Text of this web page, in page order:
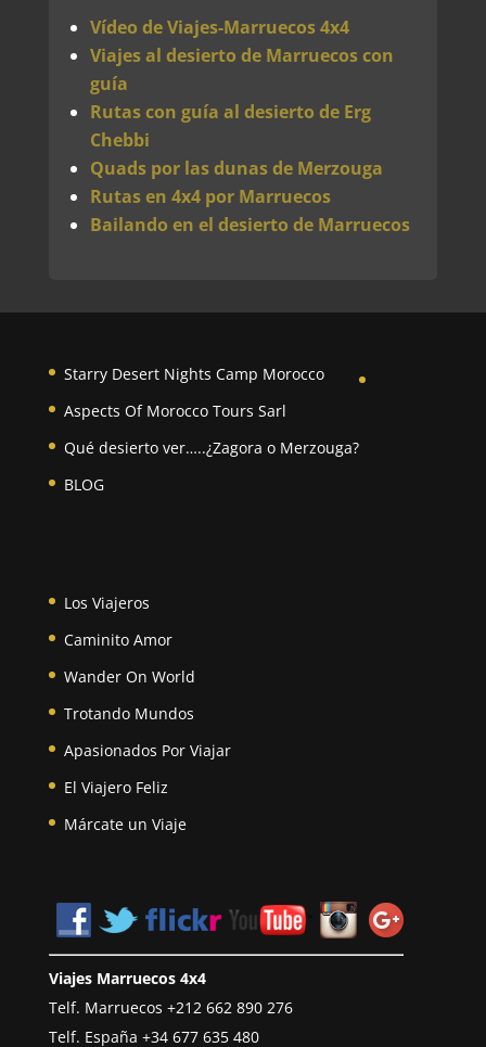
Vídeo de Viajes-Marruecos 4x4
Viajes al desierto de Marruecos con
guía
Rutas con guía al desierto de Erg
Chebbi
Quads por las dunas de Merzouga
Rutas en 4x4 por Marruecos
Bailando en el desierto de Marruecos
Starry Desert Nights Camp Morocco
Aspects Of Morocco Tours Sarl
Qué desierto ver…..¿Zagora o Merzouga?
BLOG
Los Viajeros
Caminito Amor
Wander On World
Trotando Mundos
Apasionados Por Viajar
El Viajero Feliz
Márcate un Viaje
Viajes Marruecos 4x4
Telf. Marruecos +212 662 890 276
Telf. España +34 677 635 480